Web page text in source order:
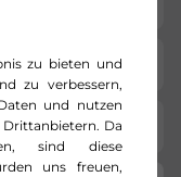
zu bieten und
zu verbessern,
und nutzen
Drittanbietern. Da
sind diese
uns freuen,
Pratteln